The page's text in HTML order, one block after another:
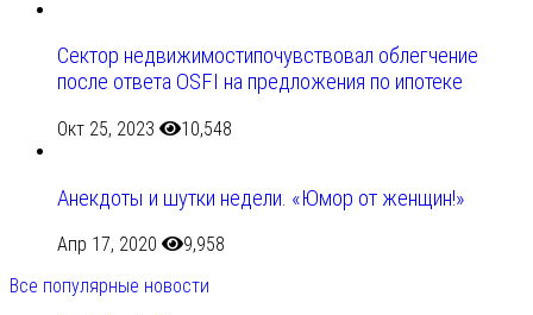
Сектор недвижимостипочувствовал облегчение
после ответа OSFI на предложения по ипотеке
Окт 25, 2023 10,548
Анекдоты и шутки недели. «Юмор от женщин!»
Апр 17, 2020
9,958
Все популярные новости